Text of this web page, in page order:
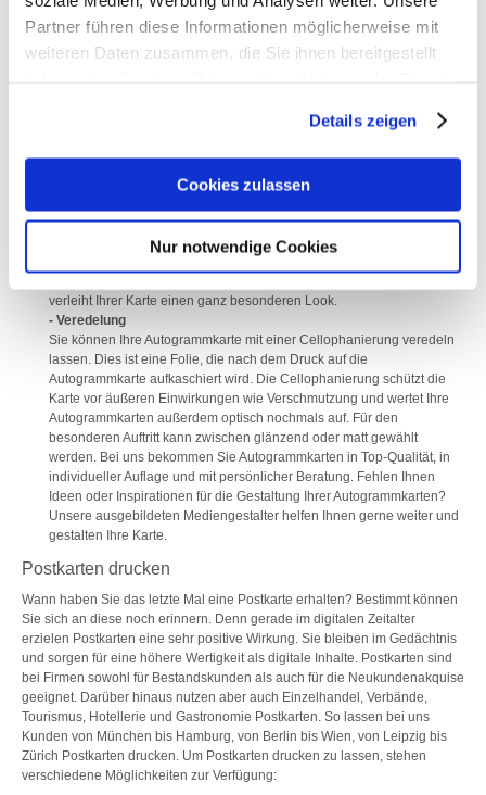
Partner führen diese Informationen möglicherweise mit
weiteren Daten zusammen, die Sie ihnen bereitgestellt
Details zeigen
Cookies zulassen
Nur notwendige Cookies
- Papier
265 g/qm Carta Integra. Es ist ein sehr hochwertiger, vollgebleichter
und stabiler Karton, der beidseitig gestrichen ist. Dabei ist die
auch vierseitige Karten, die gefalzt werden, drucken lassen.
kann nur auf einer Seite vierfarbig (4/0) gedruckt werden. Aber auch
vorne vierfarbig und die Rückseite einfarbig (4/1) oder beidseitig
vierfarbig (4/4) sind möglich. Für den besonderen Wow!-Effekt können
verleiht Ihrer Karte einen ganz besonderen Look.
- Veredelung
Sie können Ihre Autogrammkarte mit einer Cellophanierung veredeln
lassen. Dies ist eine Folie, die nach dem Druck auf die
Autogrammkarte aufkaschiert wird. Die Cellophanierung schützt die
Karte vor äußeren Einwirkungen wie Verschmutzung und wertet Ihre
Autogrammkarten außerdem optisch nochmals auf. Für den
besonderen Auftritt kann zwischen glänzend oder matt gewählt
werden. Bei uns bekommen Sie Autogrammkarten in Top-Qualität, in
individueller Auflage und mit persönlicher Beratung. Fehlen Ihnen
Ideen oder Inspirationen für die Gestaltung Ihrer Autogrammkarten?
Unsere ausgebildeten Mediengestalter helfen Ihnen gerne weiter und
gestalten Ihre Karte.
Postkarten drucken
Wann haben Sie das letzte Mal eine Postkarte erhalten? Bestimmt können
Sie sich an diese noch erinnern. Denn gerade im digitalen Zeitalter
erzielen Postkarten eine sehr positive Wirkung. Sie bleiben im Gedächtnis
und sorgen für eine höhere Wertigkeit als digitale Inhalte. Postkarten sind
bei Firmen sowohl für Bestandskunden als auch für die Neukundenakquise
geeignet. Darüber hinaus nutzen aber auch Einzelhandel, Verbände,
Tourismus, Hotellerie und Gastronomie Postkarten. So lassen bei uns
Kunden von München bis Hamburg, von Berlin bis Wien, von Leipzig bis
Zürich Postkarten drucken. Um Postkarten drucken zu lassen, stehen
verschiedene Möglichkeiten zur Verfügung: